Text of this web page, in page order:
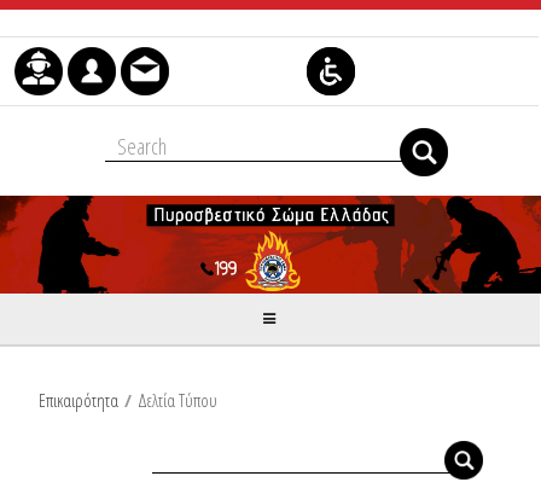
Μετάβαση στο περιεχόμενο
Επικαιρότητα / Δελτία Τύπου